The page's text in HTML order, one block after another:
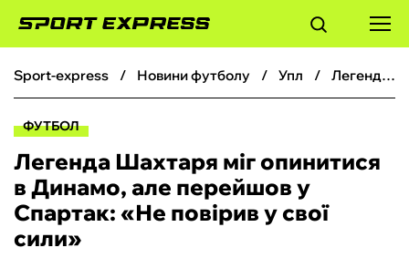
ФУТБОЛ
БОКС
ХОКЕЙ
sport-express новини футболу упл Легенда Шахтаря міг опинитися в Динамо, але перейшов у Спартак: «‎Не повірив у свої сили»
ФУТБОЛ
Легенда Шахтаря міг опинитися
в Динамо, але перейшов у
Спартак: «‎Не повірив у свої
сили»